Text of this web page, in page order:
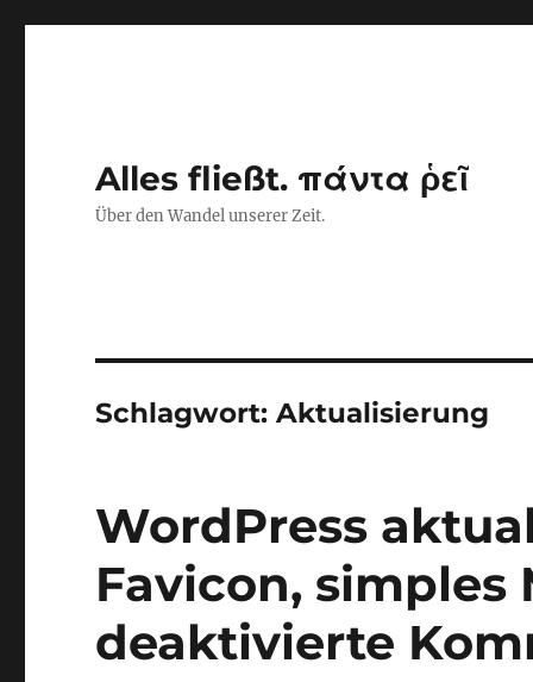
Alles fließt. πάντα ῥεῖ
Über den Wandel unserer Zeit.
Schlagwort:Aktualisierung
WordPress
Favicon,
deaktivierte